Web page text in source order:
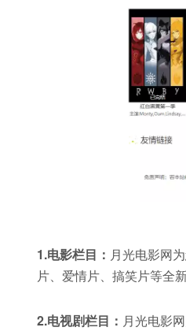
1.电影栏目： 月光电影网
片、爱情片、搞笑片等全新
2.电视剧栏目： 月光电影